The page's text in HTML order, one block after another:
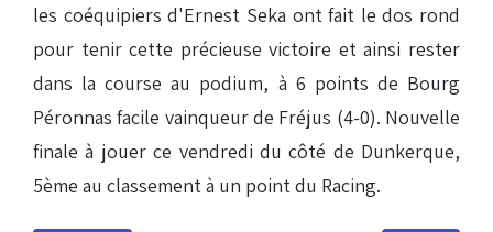
les coéquipiers d'Ernest Seka ont fait le dos rond
pour tenir cette précieuse victoire et ainsi rester
dans la course au podium, à 6 points de Bourg
Péronnas facile vainqueur de Fréjus (4-0). Nouvelle
finale à jouer ce vendredi du côté de Dunkerque,
5ème au classement à un point du Racing.